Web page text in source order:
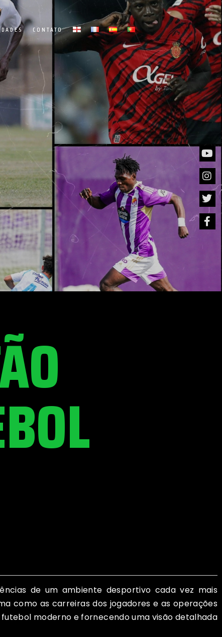
CONTATO
de um ambiente desportivo cada vez mais
como as carreiras dos jogadores e as operações
moderno e fornecendo uma visão detalhada